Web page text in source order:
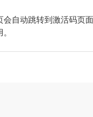
会自动跳转到激活码页